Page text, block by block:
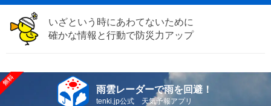
いざという時にあわてないために
確かな情報と行動で防災力アップ
雨雲レーダーで雨を回避！
tenki.jp公式 天気予報アプリ